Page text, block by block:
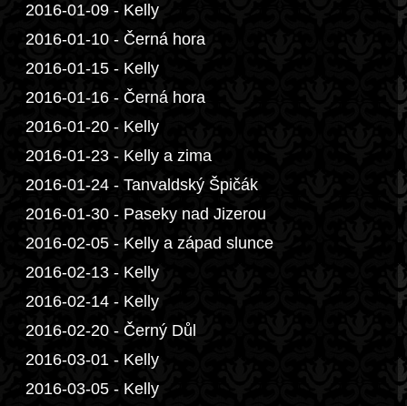
2016-01-09 - Kelly
2016-01-10 - Černá hora
2016-01-15 - Kelly
2016-01-16 - Černá hora
2016-01-20 - Kelly
2016-01-23 - Kelly a zima
2016-01-24 - Tanvaldský Špičák
2016-01-30 - Paseky nad Jizerou
2016-02-05 - Kelly a západ slunce
2016-02-13 - Kelly
2016-02-14 - Kelly
2016-02-20 - Černý Důl
2016-03-01 - Kelly
2016-03-05 - Kelly